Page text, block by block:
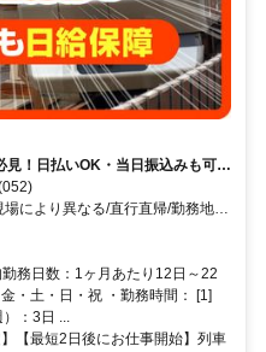
見！日払いOK・当日振込みも可能
により異なる/直行直帰/勤務地相
務日数：1ヶ月あたり12日～22
・土・日・祝 ・勤務時間： [1]
：3日 ...
【最短2日後にお仕事開始】列車